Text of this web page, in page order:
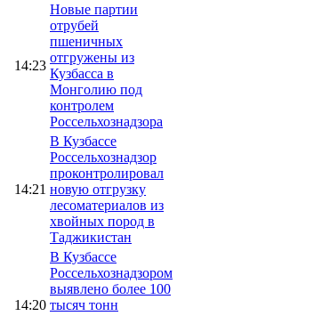
14:23
Новые партии
отрубей
пшеничных
отгружены из
Кузбасса в
Монголию под
контролем
Россельхознадзора
14:21
В Кузбассе
Россельхознадзор
проконтролировал
новую отгрузку
лесоматериалов из
хвойных пород в
Таджикистан
14:20
В Кузбассе
Россельхознадзором
выявлено более 100
тысяч тонн